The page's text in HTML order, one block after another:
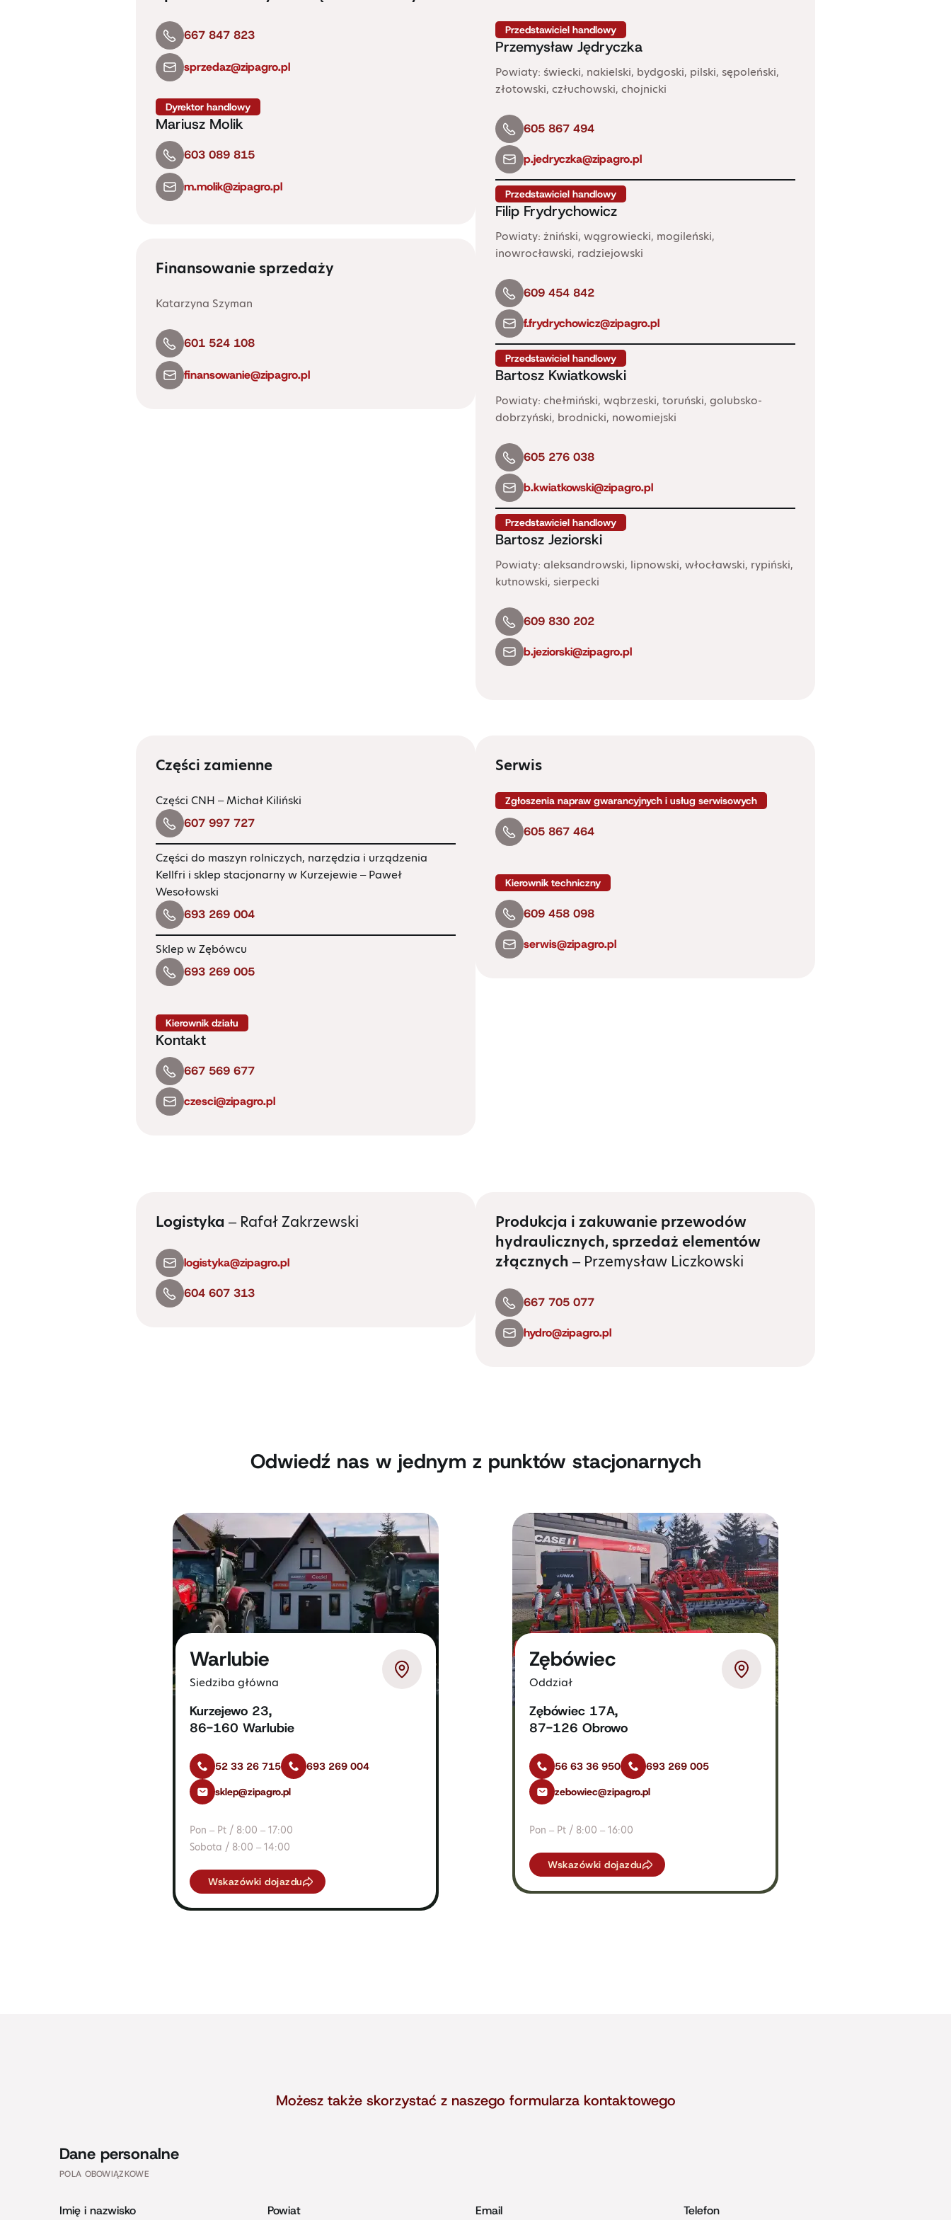
667 847 823
sprzedaz@zipagro.pl
Dyrektor handlowy
Mariusz Molik
603 089 815
m.molik@zipagro.pl
Finansowanie sprzedaży
Katarzyna Szyman
601 524 108
finansowanie@zipagro.pl
Przedstawiciel handlowy
Przemysław Jędryczka
Powiaty: świecki, nakielski, bydgoski, pilski, sępoleński,
złotowski, człuchowski, chojnicki
605 867 494
p.jedryczka@zipagro.pl
Przedstawiciel handlowy
Filip Frydrychowicz
Powiaty: żniński, wągrowiecki, mogileński,
inowrocławski, radziejowski
609 454 842
f.frydrychowicz@zipagro.pl
Przedstawiciel handlowy
Bartosz Kwiatkowski
Powiaty: chełmiński, wąbrzeski, toruński, golubsko-
dobrzyński, brodnicki, nowomiejski
605 276 038
b.kwiatkowski@zipagro.pl
Przedstawiciel handlowy
Bartosz Jeziorski
Powiaty: aleksandrowski, lipnowski, włocławski, rypiński,
kutnowski, sierpecki
609 830 202
b.jeziorski@zipagro.pl
Części zamienne
Części CNH – Michał Kiliński
607 997 727
Części do maszyn rolniczych, narzędzia i urządzenia
Kellfri i sklep stacjonarny w Kurzejewie – Paweł
Wesołowski
693 269 004
Sklep w Zębówcu
693 269 005
Kierownik działu
Kontakt
667 569 677
czesci@zipagro.pl
Serwis
Zgłoszenia napraw gwarancyjnych i usług serwisowych
605 867 464
Kierownik techniczny
609 458 098
serwis@zipagro.pl
Logistyka – Rafał Zakrzewski
logistyka@zipagro.pl
604 607 313
Produkcja i zakuwanie przewodów
hydraulicznych, sprzedaż elementów
złącznych – Przemysław Liczkowski
667 705 077
hydro@zipagro.pl
Odwiedź nas w jednym z punktów stacjonarnych
Warlubie
Siedziba główna
Kurzejewo 23,
86-160 Warlubie
52 33 26 715
693 269 004
sklep@zipagro.pl
Pon – Pt / 8:00 – 17:00
Sobota / 8:00 – 14:00
Wskazówki dojazdu
Zębówiec
Oddział
Zębówiec 17A,
87-126 Obrowo
56 63 36 950
693 269 005
zebowiec@zipagro.pl
Pon – Pt / 8:00 – 16:00
Wskazówki dojazdu
Możesz także skorzystać z naszego formularza kontaktowego
Dane personalne
POLA OBOWIĄZKOWE
Imię i nazwisko Powiat Email Telefon